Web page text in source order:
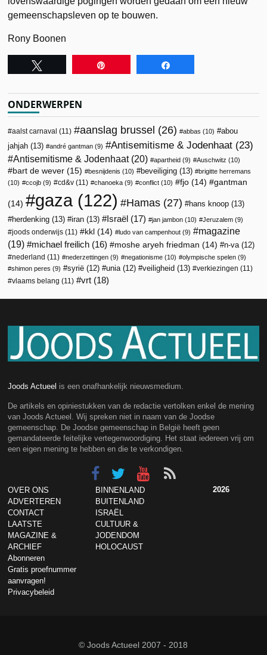
gemeenschapsleven op te bouwen.
Rony Boonen
ONDERWERPEN
aalst carnaval (11) aanslag brussel (26) abbas (10)
abou
jahjah (13) andré gantman (9) Antisemitisme & Jodenhaat (23)
Antisemitisme & Jodenhaat(20) apartheid (9) Auschwitz (10)
bart de wever (15) besnijdenis (10) beveiliging (13)
brigitte herremans
(10)
ccojb (9) cd&v (11) chanoeka (9) conflict (10) fjo (14) gantman
(14) gaza (122) Hamas (27) hans knoop (13)
herdenking (13) iran (13) Israël (17) jan jambon (10) Jeruzalem (9)
joods onderwijs (11) kkl (14) ludo van campenhout (9)
magazine
(19)
michael freilich (16) moshe aryeh friedman (14) n-va (12)
nederland (11) nederzettingen (9) negationisme (10) olympische spelen (9)
shimon peres (9) syrië (12) unia (12) veiligheid (13) verkiezingen (11)
vlaams belang (11) vrt (18)
Joods Actueel is een onafhankelijk nieuwsmedium.
De artikels en opiniestukken van de redactie vertolken enkel de mening
van Joods Actueel. Wij spreken niet in naam van de Joodse
gemeenschap. De Joodse gemeenschap in België heeft geen
gemandateerde feitelijke vertegenwoordiging. Het staat iedereen vrij om
een eigen mening te hebben en die te verkondigen.
OVER ONS
ADVERTEREN
CONTACT
LAATSTE
MAGAZINE &
ARCHIEF
Abonneren
Gratis proefnummer
aanvragen!
Privacybeleid
BINNENLAND
BUITENLAND
ISRAËL
CULTUUR &
JODENDOM
HOLOCAUST
2026
© Joods Actueel 2007 - 2018